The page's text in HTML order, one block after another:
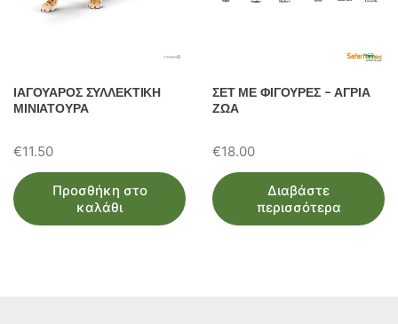
ΙΑΓΟΥΑΡΟΣ ΣΥΛΛΕΚΤΙΚΗ
ΜΙΝΙΑΤΟΥΡΑ
€11.50
Προσθήκη στο
καλάθι
ΣΕΤ ΜΕ ΦΙΓΟΥΡΕΣ – ΑΓΡΙΑ
ΖΩΑ
€18.00
Διαβάστε
περισσότερα